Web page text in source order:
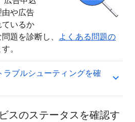
や広告
いるか
題を診断し、 よくある問題の
。
ブルシューティングを確
スのステータスを確認す